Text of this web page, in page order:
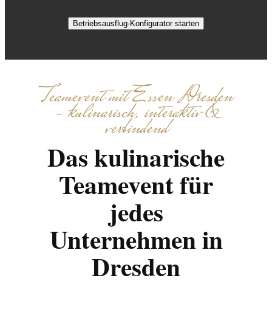
Betriebsausflug-Konfigurator starten
Teamevent mit Essen Dresden
– kulinarisch, interaktiv &
verbindend
Das kulinarische
Teamevent für
jedes
Unternehmen in
Dresden